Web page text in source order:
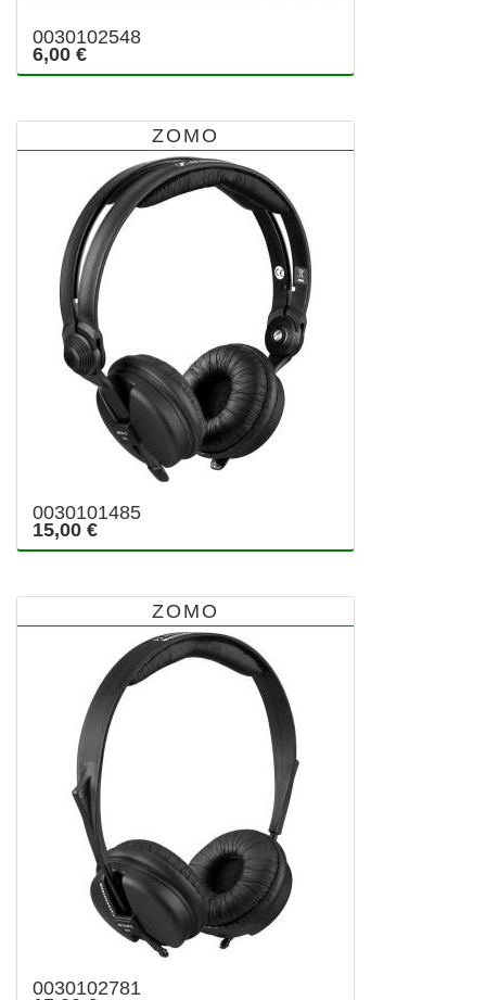
0030102548
6,00 €
ZOMO
0030101485
15,00 €
ZOMO
0030102781